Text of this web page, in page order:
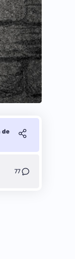
de
77